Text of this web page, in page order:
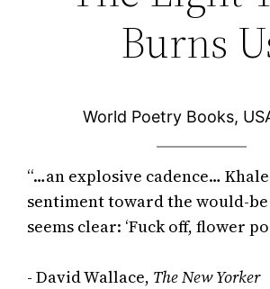
Burns
World Poetry Books,
“…an explosive cadence…
sentiment toward the would-
seems clear: ‘Fuck off, flower
- David Wallace, The New Yorker